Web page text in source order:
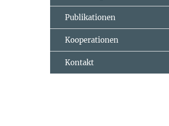
Publikationen
Kooperationen
Kontakt